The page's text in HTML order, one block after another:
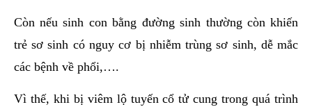
Còn nếu sinh con bằng đường sinh thường còn khiến
trẻ sơ sinh có nguy cơ bị nhiễm trùng sơ sinh, dễ mắc
các bệnh về phổi,….
Vì thế, khi bị viêm lộ tuyến cổ tử cung trong quá trình